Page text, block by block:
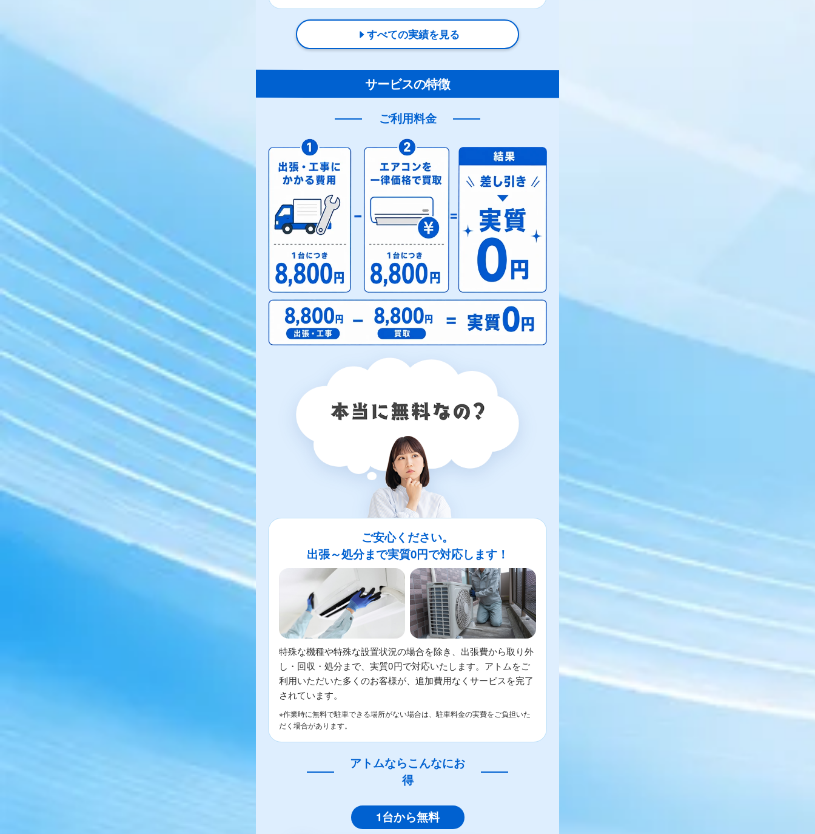
すべての実績を見る
サービスの特徴
ご利用料金
ご安心ください。
出張～処分まで実質0円で対応します！
特殊な機種や特殊な設置状況の場合を除き、出張費から取り外
し・回収・処分まで、実質0円で対応いたします。アトムをご
利用いただいた多くのお客様が、追加費用なくサービスを完了
されています。
※作業時に無料で駐車できる場所がない場合は、駐車料金の実費をご負担いた
だく場合があります。
アトムならこんなにお
得
1台から無料